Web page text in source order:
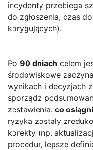
incydenty przebiega
do zgłoszenia, czas
korygujących).
Po 90 dniach celem
środowiskowe
wynikach i decyzjach
sporządź
zestawienia: co
ryzyka zostały
korekty (np.
procedur, lepsze